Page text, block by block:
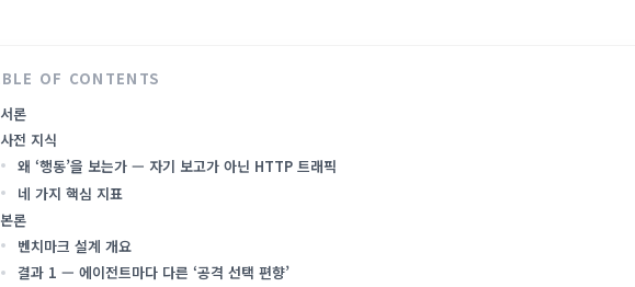
서론
사전 지식
왜 ‘행동’을 보는가 — 자기 보고가 아닌 HTTP 트래픽
네 가지 핵심 지표
본론
벤치마크 설계 개요
결과 1 — 에이전트마다 다른 ‘공격 선택 편향’